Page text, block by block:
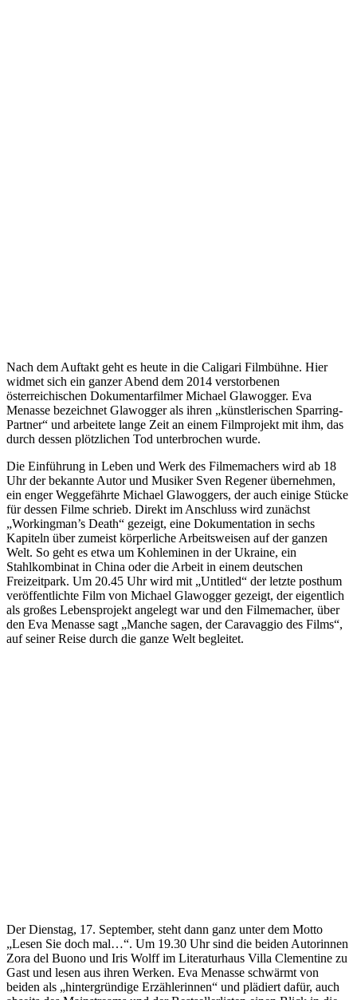
Nach dem Auftakt geht es heute in die Caligari Filmbühne. Hier
widmet sich ein ganzer Abend dem 2014 verstorbenen
österreichischen Dokumentarfilmer Michael Glawogger. Eva
Menasse bezeichnet Glawogger als ihren „künstlerischen Sparring-
Partner“ und arbeitete lange Zeit an einem Filmprojekt mit ihm, das
durch dessen plötzlichen Tod unterbrochen wurde.
Die Einführung in Leben und Werk des Filmemachers wird ab 18
Uhr der bekannte Autor und Musiker Sven Regener übernehmen,
ein enger Weggefährte Michael Glawoggers, der auch einige Stücke
für dessen Filme schrieb. Direkt im Anschluss wird zunächst
„Workingman’s Death“ gezeigt, eine Dokumentation in sechs
Kapiteln über zumeist körperliche Arbeitsweisen auf der ganzen
Welt. So geht es etwa um Kohleminen in der Ukraine, ein
Stahlkombinat in China oder die Arbeit in einem deutschen
Freizeitpark. Um 20.45 Uhr wird mit „Untitled“ der letzte posthum
veröffentlichte Film von Michael Glawogger gezeigt, der eigentlich
als großes Lebensprojekt angelegt war und den Filmemacher, über
den Eva Menasse sagt „Manche sagen, der Caravaggio des Films“,
auf seiner Reise durch die ganze Welt begleitet.
Der Dienstag, 17. September, steht dann ganz unter dem Motto
„Lesen Sie doch mal…“. Um 19.30 Uhr sind die beiden Autorinnen
Zora del Buono und Iris Wolff im Literaturhaus Villa Clementine zu
Gast und lesen aus ihren Werken. Eva Menasse schwärmt von
beiden als „hintergründige Erzählerinnen“ und plädiert dafür, auch